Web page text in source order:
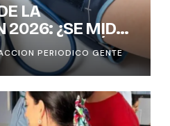
LA
2026: ¿SE MIDE
LA PRESIÓN
PARA EVITAR
PERIODICO GENTE